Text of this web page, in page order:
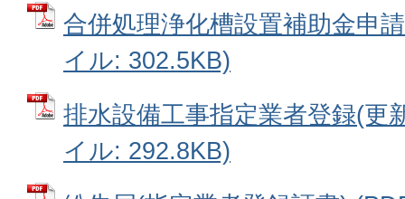
合併処理浄化槽設置補助金申
イル: 302.5KB)
排水設備工事指定業者登録(更
イル: 292.8KB)